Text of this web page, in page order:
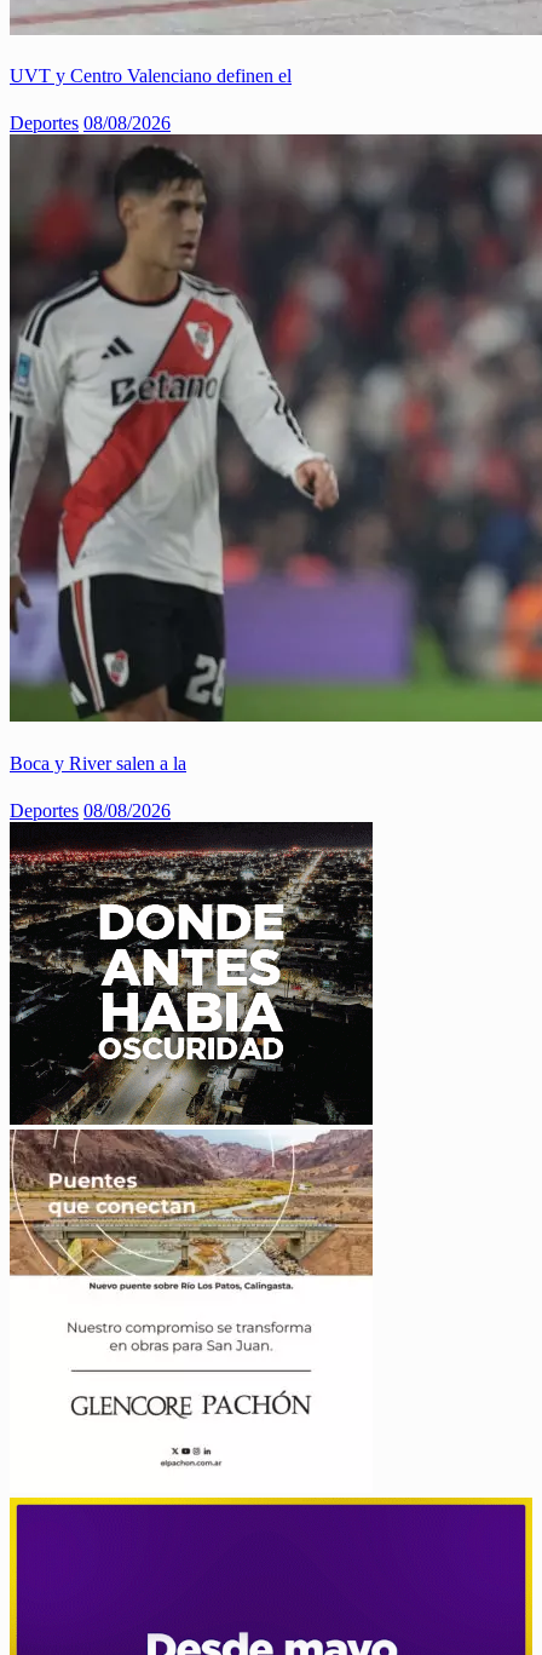
UVT y Centro Valenciano definen el
Deportes 08/08/2026
Boca y River salen a la
Deportes 08/08/2026